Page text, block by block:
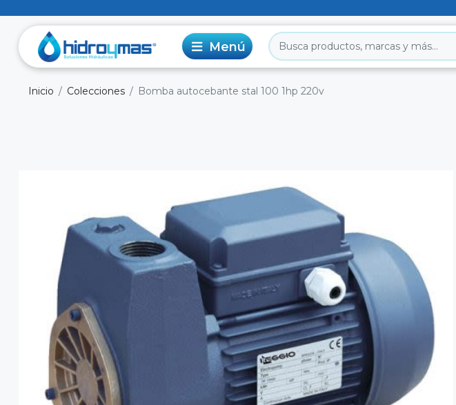
Inicio Colecciones Bomba autocebante stal 100 1hp 220v